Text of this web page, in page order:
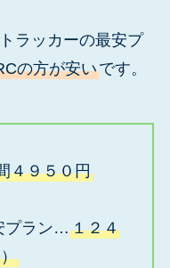
ラッカーの最安プ
の方が安いです。
４９５０円
プラン…１２４